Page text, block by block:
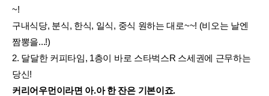
~!
구내식당, 분식, 한식, 일식, 중식 원하는 대로~~! (비오는 날엔
짬뽕을...!)
2. 달달한 커피타임, 1층이 바로 스타벅스R 스세권에 근무하는
당신!
커리어우먼이라면 아.아 한 잔은 기본이죠.